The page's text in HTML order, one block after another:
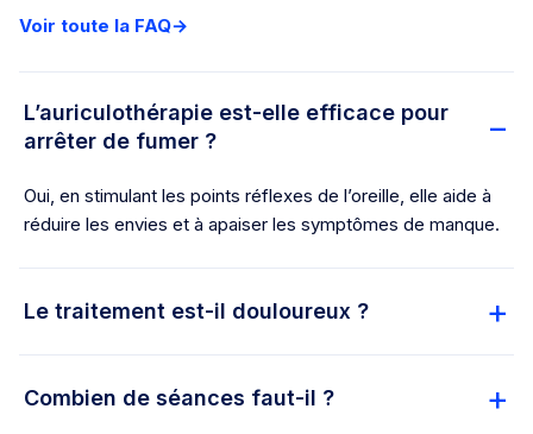
Voir toute la FAQ→
L’auriculothérapie est-elle efficace pour
arrêter de fumer ?
Oui, en stimulant les points réflexes de l’oreille, elle aide à
réduire les envies et à apaiser les symptômes de manque.
Le traitement est-il douloureux ?
Combien de séances faut-il ?